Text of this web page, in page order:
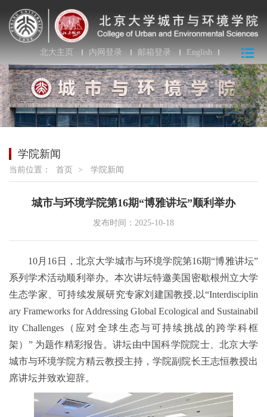
北大主页 内网登录 邮箱登录 English
学院新闻
当前位置： 首页 > 学院新闻
城市与环境学院第16期“博雅讲坛”顺利举办
发布时间：2025-10-18
10月16日，北京大学城市与环境学院第16期“博雅讲坛”
系列学术活动顺利举办。本次讲坛特邀美国密歇根州立大学
生态学家、可持续发展研究专家刘建国教授,以“Interdisciplin
ary Frameworks for Addressing Global Ecological and Sustainabil
ity Challenges（应对全球生态与可持续挑战的跨学科框
架）” 为题作精彩报告。讲坛由中国科学院院士、北京大学
城市与环境学院方精云教授主持，学院副院长王志恒教授出
席讲坛并致欢迎辞。